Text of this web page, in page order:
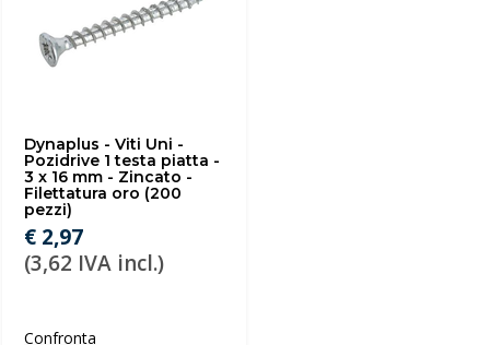
Dynaplus - Viti Uni -
Pozidrive 1 testa piatta -
3 x 16 mm - Zincato -
Filettatura oro (200
pezzi)
€ 2,97
(3,62 IVA incl.)
Confronta